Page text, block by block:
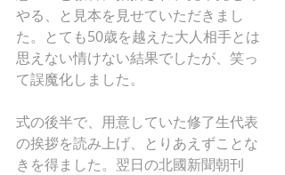
やる、と見本を見せていただきまし
た。とても50歳を越えた大人相手とは
思えない情けない結果でしたが、笑っ
て誤魔化しました。
式の後半で、用意していた修了生代表
の挨拶を読み上げ、とりあえずことな
きを得ました。翌日の北國新聞朝刊